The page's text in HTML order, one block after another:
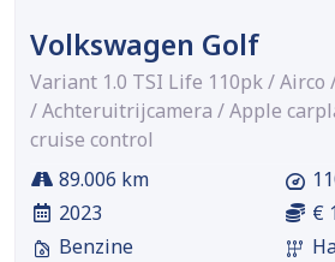
Volkswagen Golf
Variant 1.0 TSI Life 110pk /
/ Achteruitrijcamera / Apple
cruise control
89.006 km
2023
Benzine
€